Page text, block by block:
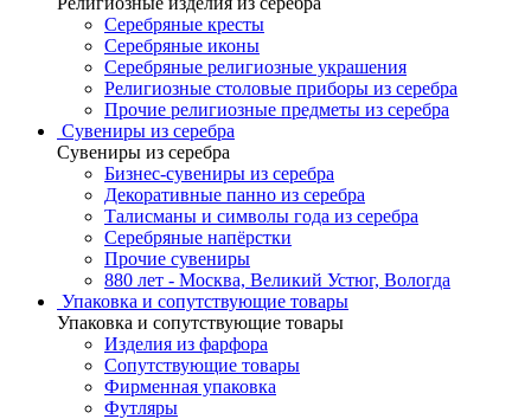
Серебряные кресты
Серебряные иконы
Серебряные религиозные украшения
Религиозные столовые приборы из серебра
Прочие религиозные предметы из серебра
Сувениры из серебра
Сувениры из серебра
Бизнес-сувениры из серебра
Декоративные панно из серебра
Талисманы и символы года из серебра
Серебряные напёрстки
Прочие сувениры
880 лет - Москва, Великий Устюг, Вологда
Упаковка и сопутствующие товары
Упаковка и сопутствующие товары
Изделия из фарфора
Сопутствующие товары
Фирменная упаковка
Футляры